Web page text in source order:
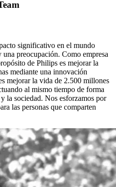
significativo en el mundo
preocupación. Como empresa
de Philips es mejorar la
mediante una innovación
mejorar la vida de 2.500 millones
al mismo tiempo de forma
la sociedad. Nos esforzamos por
las personas que comparten